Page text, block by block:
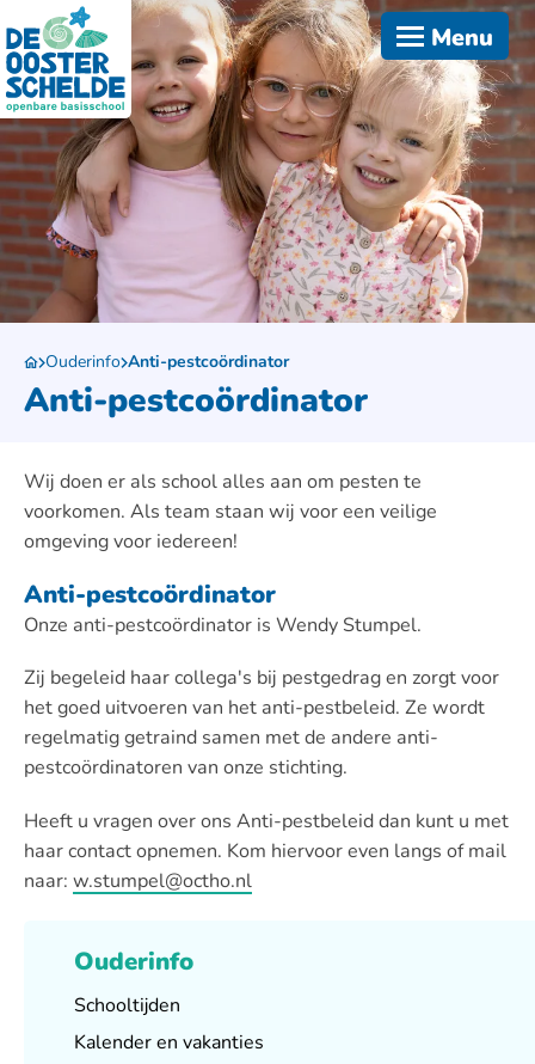
Menu
Ouderinfo Anti-pestcoördinator
Anti-pestcoördinator
Wij doen er als school alles aan om pesten te
voorkomen. Als team staan wij voor een veilige
omgeving voor iedereen!
Anti-pestcoördinator
Onze anti-pestcoördinator is Wendy Stumpel.
Zij begeleid haar collega's bij pestgedrag en zorgt voor
het goed uitvoeren van het anti-pestbeleid. Ze wordt
regelmatig getraind samen met de andere anti-
pestcoördinatoren van onze stichting.
Heeft u vragen over ons Anti-pestbeleid dan kunt u met
haar contact opnemen. Kom hiervoor even langs of mail
naar: w.stumpel@octho.nl
Ouderinfo
Schooltijden
Kalender en vakanties